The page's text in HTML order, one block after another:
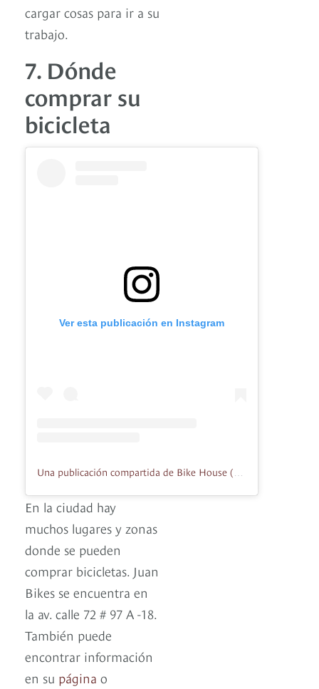
cargar cosas para ir a su
trabajo.
7. Dónde
comprar su
bicicleta
Ver esta publicación en Instagram
Una publicación compartida de Bike House (@bikehousecolombia)
En la ciudad hay
muchos lugares y zonas
donde se pueden
comprar bicicletas. Juan
Bikes se encuentra en
la av. calle 72 # 97 A -18.
También puede
encontrar información
en su página o